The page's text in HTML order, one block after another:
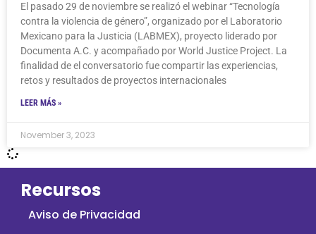
El pasado 29 de noviembre se realizó el webinar “Tecnología
contra la violencia de género”, organizado por el Laboratorio
Mexicano para la Justicia (LABMEX), proyecto liderado por
Documenta A.C. y acompañado por World Justice Project. La
finalidad de el conversatorio fue compartir las experiencias,
retos y resultados de proyectos internacionales
LEER MÁS »
November 3, 2023
Recursos
Aviso de Privacidad